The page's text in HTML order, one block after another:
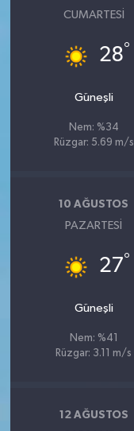
CUMARTESI
28°
Güneşli
Nem: %34
Rüzgar: 5.69 m/s
10 AĞUSTOS
PAZARTESI
27°
Güneşli
Nem: %41
Rüzgar: 3.11 m/s
12 AĞUSTOS